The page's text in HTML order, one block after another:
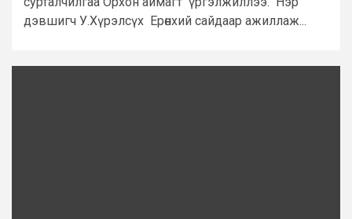
дэвшигч У.Хүрэлсүх Ерөнхий сайдаар ажиллаж...